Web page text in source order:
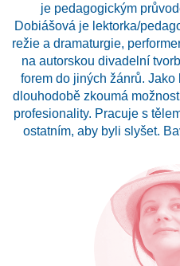
je pedagogickým
Dobiášová je lektorka/
režie a dramaturgie,
na autorskou divadelní
forem do jiných žánrů.
dlouhodobě zkoumá
profesionality. Pracuje s
ostatním, aby byli slyšet.